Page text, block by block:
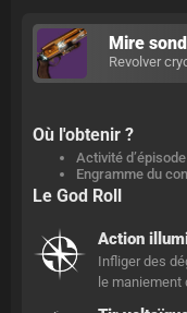
Mire
Revolver
Où l'obtenir ?
Activité
Engramme du
Le God Roll
Action
Infliger des
le maniement